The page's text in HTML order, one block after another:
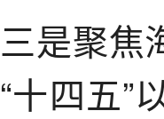
三是聚焦
“十四五”